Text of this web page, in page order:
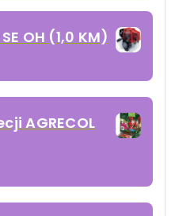
OH (1,0 KM)
AGRECOL